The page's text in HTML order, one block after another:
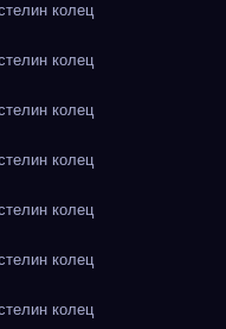
колец
колец
колец
колец
колец
колец
колец